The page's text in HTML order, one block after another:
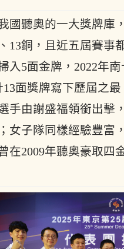
國聽奧的一大獎牌庫
13銅，且近五屆賽事
入5面金牌，2022年
13面獎牌寫下歷屆之
手由謝盛福領銜出擊
女子隊同樣經驗豐富
在2009年聽奧豪取四